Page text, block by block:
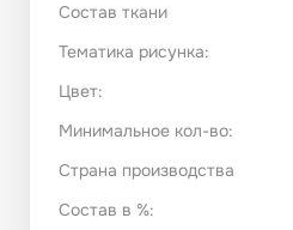
Состав ткани
Тематика рисунка:
Цвет:
Минимальное кол-во:
Страна производства
Состав в %: